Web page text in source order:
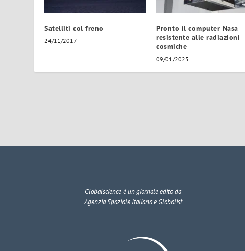
Satelliti col freno
24/11/2017
Pronto il computer Nasa
resistente alle radiazioni
cosmiche
09/01/2025
Globalscienceè un giornale edito da
Agenzia Spaziale Italiana e Globalist